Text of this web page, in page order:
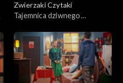
Zwierzaki Czytaki
Tajemnica dziwnego